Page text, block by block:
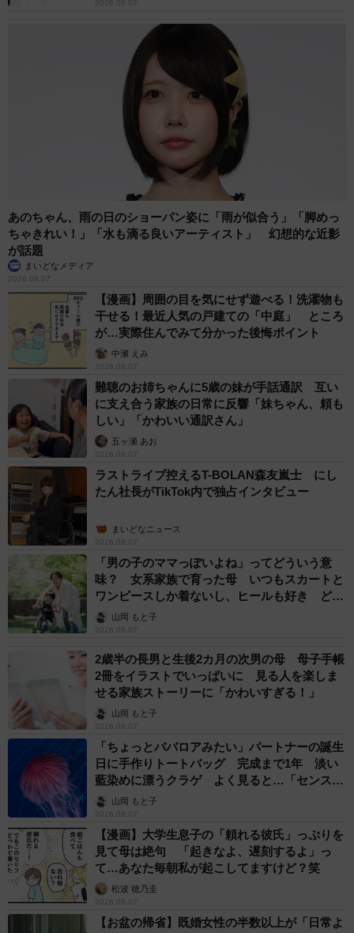
2026.08.07
あのちゃん、雨の日のショーパン姿に「雨が似合う」「脚めっ
ちゃきれい！」「水も滴る良いアーティスト」 幻想的な近影
が話題
まいどなメディア
2026.08.07
【漫画】周囲の目を気にせず遊べる！洗濯物も
干せる！最近人気の戸建ての「中庭」 ところ
が…実際住んでみて分かった後悔ポイント
中瀬 えみ
2026.08.07
難聴のお姉ちゃんに5歳の妹が手話通訳 互い
に支え合う家族の日常に反響「妹ちゃん、頼も
しい」「かわいい通訳さん」
五ヶ瀬 あお
2026.08.07
ラストライブ控えるT-BOLAN森友嵐士 にし
たん社長がTikTok内で独占インタビュー
まいどなニュース
2026.08.07
「男の子のママっぽいよね」ってどういう意
味？ 女系家族で育った母 いつもスカートと
ワンピースしか着ないし、ヒールも好き どの
へんが…
山岡 もと子
2026.08.07
2歳半の長男と生後2カ月の次男の母 母子手帳
2冊をイラストでいっぱいに 見る人を楽しま
せる家族ストーリーに「かわいすぎる！」
山岡 もと子
2026.08.07
「ちょっとババロアみたい」パートナーの誕生
日に手作りトートバッグ 完成まで1年 淡い
藍染めに漂うクラゲ よく見ると…「センスす
ごい」山岡 もと子
2026.08.07
【漫画】大学生息子の「頼れる彼氏」っぷりを
見て母は絶句 「起きなよ、遅刻するよ」っ
て…あなた毎朝私が起こしてますけど？笑
松波 穂乃圭
2026.08.07
【お盆の帰省】既婚女性の半数以上が「日常よ